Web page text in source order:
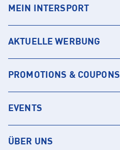
MEIN INTERSPORT
AKTUELLE WERBUNG
PROMOTIONS & COUPONS
EVENTS
ÜBER UNS